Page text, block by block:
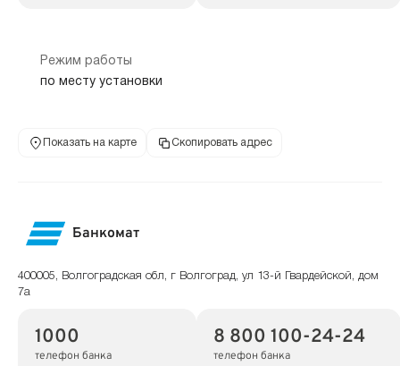
Режим работы
по месту установки
Показать на карте Скопировать адрес
Банкомат
400005, Волгоградская обл, г Волгоград, ул 13-й Гвардейской, дом
7а
1000
телефон банка
8 800 100-24-24
телефон банка